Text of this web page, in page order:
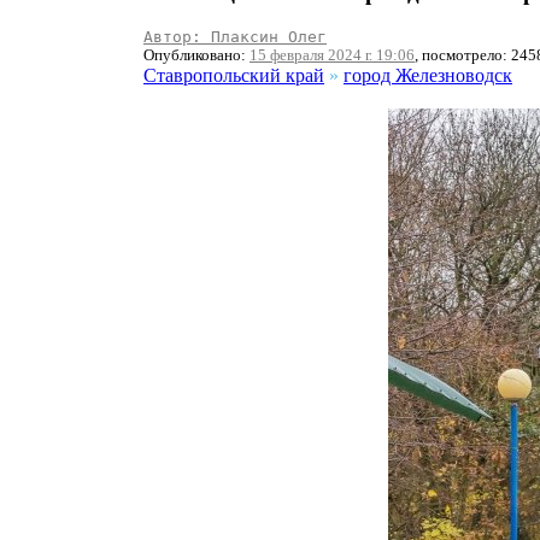
Автор: Плаксин Олег
Опубликовано: 15 февраля 2024 г. 19:06, посмотрело:
Ставропольский край » город Железноводск